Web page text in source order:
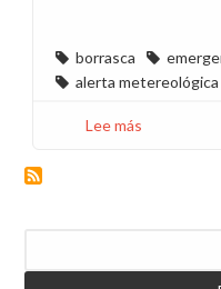
borrasca
alerta metereológica
Lee más
active